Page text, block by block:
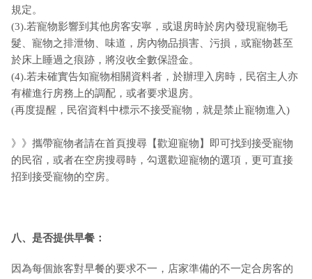
規定。
(3).若寵物影響到其他房客安寧，或退房時於房內發現寵物毛
髮、寵物之排泄物、味道，房內物品損害、污損，或寵物甚至
於床上睡過之痕跡，將沒收全數保證金。
(4).若未確實告知寵物相關資料者，於辦理入房時，民宿主人亦
有權進行房務上的調配，或者要求退房。
(再度提醒，民宿資料中標示不接受寵物，就是禁止寵物進入)
》》攜帶寵物者請在首頁搜尋【歡迎寵物】即可找到接受寵物
的民宿，或者在空房搜尋時，勾選歡迎寵物的選項，更可直接
招到接受寵物的空房。
八、是否提供早餐：
因為每個旅客對早餐的要求不一，店家準備的不一定合房客的